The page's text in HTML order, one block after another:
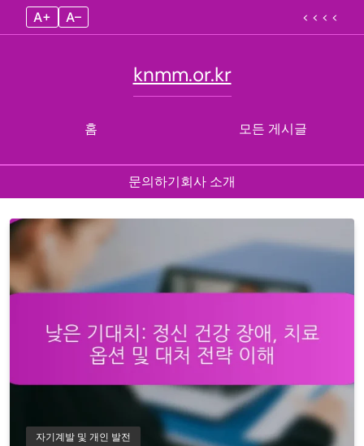
A+ A– < < < <
홈
knmm.or.kr
모든 게시글
문의하기회사 소개
to
자기계발 및 개인 발전